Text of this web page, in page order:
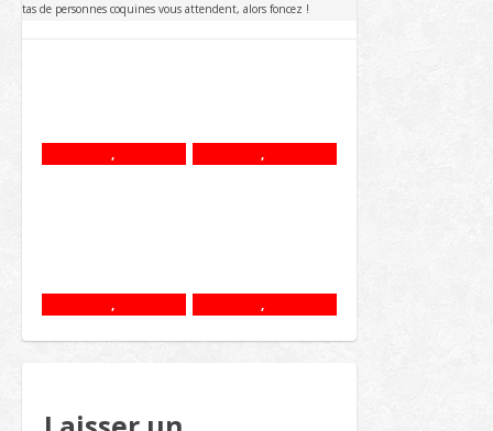
tas de personnes coquines vous attendent, alors foncez !
, ,
, ,